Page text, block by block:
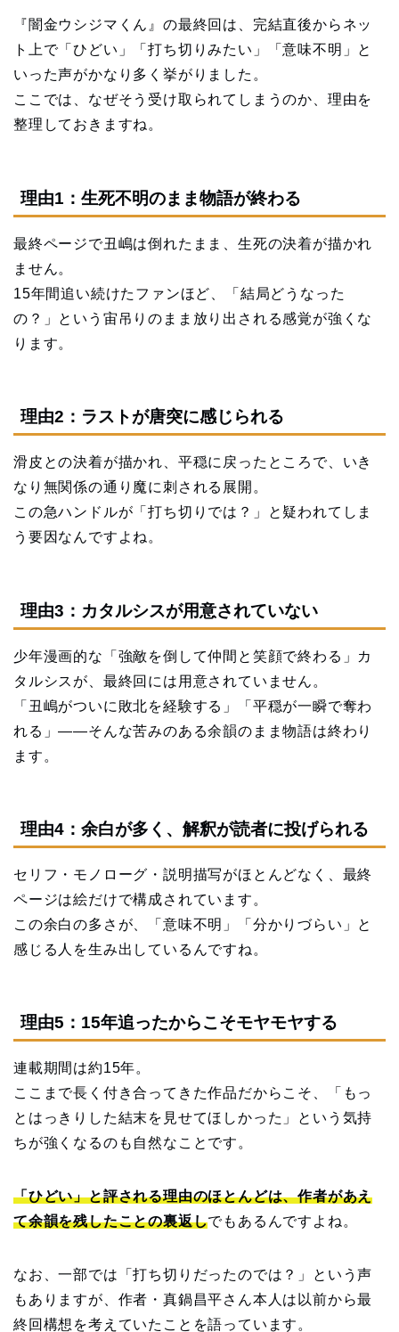
『闇金ウシジマくん』の最終回は、完結直後からネッ
ト上で「ひどい」「打ち切りみたい」「意味不明」と
いった声がかなり多く挙がりました。
ここでは、なぜそう受け取られてしまうのか、理由を
整理しておきますね。
理由1：生死不明のまま物語が終わる
最終ページで丑嶋は倒れたまま、生死の決着が描かれ
ません。
15年間追い続けたファンほど、「結局どうなった
の？」という宙吊りのまま放り出される感覚が強くな
ります。
理由2：ラストが唐突に感じられる
滑皮との決着が描かれ、平穏に戻ったところで、いき
なり無関係の通り魔に刺される展開。
この急ハンドルが「打ち切りでは？」と疑われてしま
う要因なんですよね。
理由3：カタルシスが用意されていない
少年漫画的な「強敵を倒して仲間と笑顔で終わる」カ
タルシスが、最終回には用意されていません。
「丑嶋がついに敗北を経験する」「平穏が一瞬で奪わ
れる」——そんな苦みのある余韻のまま物語は終わり
ます。
理由4：余白が多く、解釈が読者に投げられる
セリフ・モノローグ・説明描写がほとんどなく、最終
ページは絵だけで構成されています。
この余白の多さが、「意味不明」「分かりづらい」と
感じる人を生み出しているんですね。
理由5：15年追ったからこそモヤモヤする
連載期間は約15年。
ここまで長く付き合ってきた作品だからこそ、「もっ
とはっきりした結末を見せてほしかった」という気持
ちが強くなるのも自然なことです。
「ひどい」と評される理由のほとんどは、作者があえ
て余韻を残したことの裏返しでもあるんですよね。
なお、一部では「打ち切りだったのでは？」という声
もありますが、作者・真鍋昌平さん本人は以前から最
終回構想を考えていたことを語っています。